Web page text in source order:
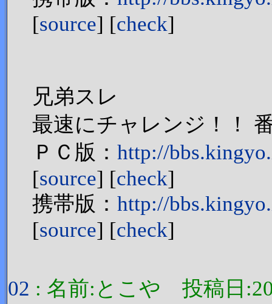
[source] [check]
兄弟スレ
最速にチャレンジ！！
ＰＣ版： http://
[source] [check]
携帯版： http://
[source] [check]
02 : 名前:とこや 投稿日